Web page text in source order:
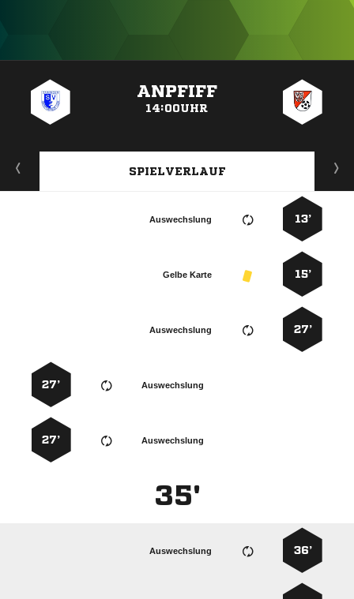
ANPFIFF
14:00UHR
SPIELVERLAUF
13’
Auswechslung
15’
Gelbe Karte
27’
Auswechslung
Auswechslung
27’
Auswechslung
27’
35'
36’
Auswechslung